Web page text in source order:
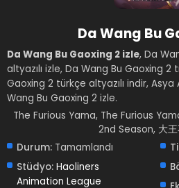
Da Wang Bu
Da Wang Bu Gaoxing 2 izle, Da
altyazılı izle, Da Wang Bu Gaoxing 2
Gaoxing 2 türkçe altyazılı indir,
Wang Bu Gaoxing 2 izle.
The Furious Yama, The Furious
2nd Season, 大
Durum: Tamamlandı
Stüdyo: Haoliners
Animation League